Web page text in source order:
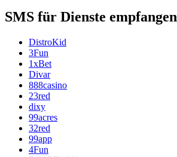
SMS für Dienste empfangen
DistroKid
3Fun
1xBet
Divar
888casino
23red
dixy
99acres
32red
99app
4Fun